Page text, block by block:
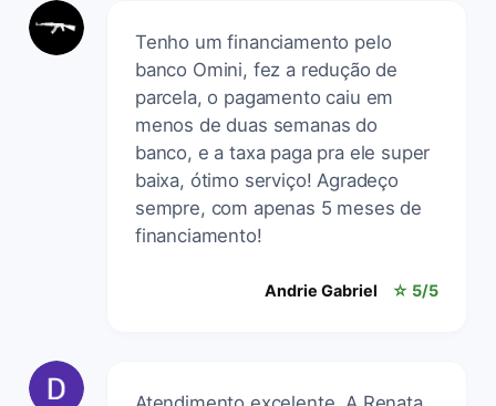
Tenho um financiamento pelo
banco Omini, fez a redução de
parcela, o pagamento caiu em
menos de duas semanas do
banco, e a taxa paga pra ele super
baixa, ótimo serviço! Agradeço
sempre, com apenas 5 meses de
financiamento!
Andrie Gabriel ☆ 5/5